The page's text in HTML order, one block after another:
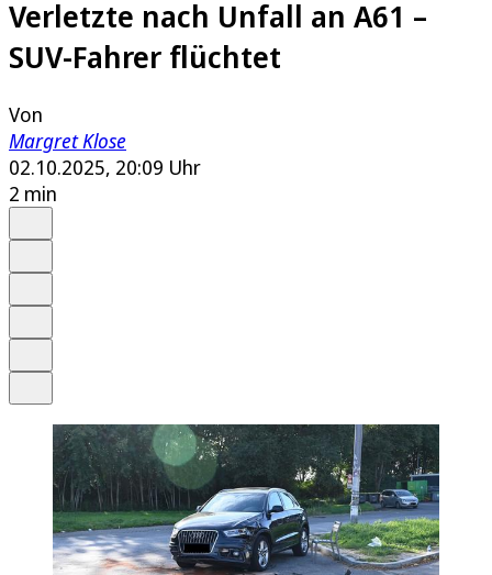
Verletzte nach Unfall an A61 –
SUV-Fahrer flüchtet
Von
Margret Klose
02.10.2025, 20:09 Uhr
2 min